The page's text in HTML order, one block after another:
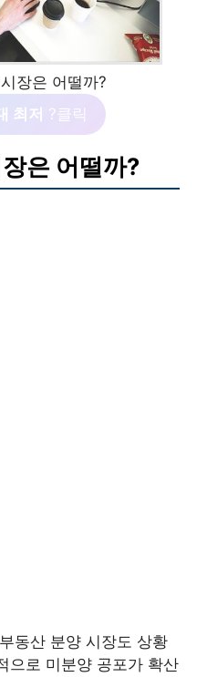
장은 어떨까?
최저 ?클릭
은 어떨까?
동산 분양 시장도 상황
으로 미분양 공포가 확산